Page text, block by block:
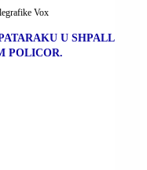
U SHPALL
POLICOR.
Vox